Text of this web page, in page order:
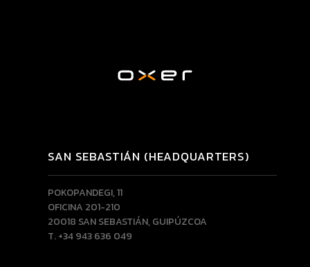
SAN SEBASTIÁN (HEADQUARTERS)
POKOPANDEGI, 11
OFICINA 201-210
20018 SAN SEBASTIÁN, GUIPÚZCOA
T. +34 943 636 049